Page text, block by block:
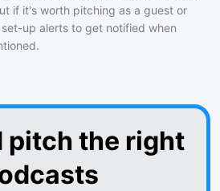
if it's worth pitching as a guest or
up alerts to get notified when
pitch the right